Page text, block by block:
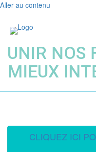
Aller au contenu
UNIR NOS
MIEUX
CLIQUEZ ICI